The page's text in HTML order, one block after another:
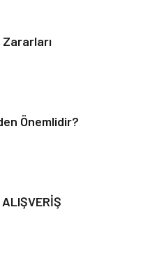
Kültür
Önemlidir?